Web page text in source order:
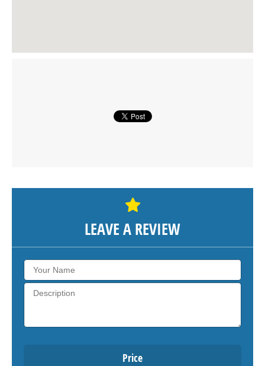
LEAVE A REVIEW
Price